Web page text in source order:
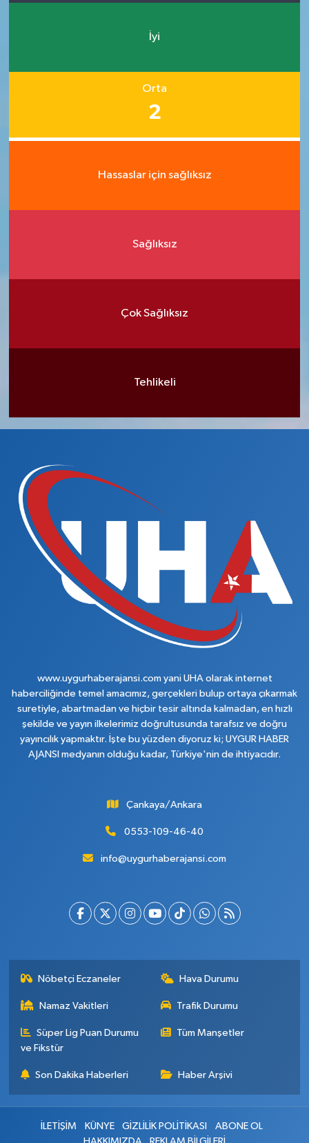
İyi
Orta
2
Hassaslar için sağlıksız
Sağlıksız
Çok Sağlıksız
Tehlikeli
www.uygurhaberajansi.com yani UHA olarak internet
haberciliğinde temel amacımız, gerçekleri bulup ortaya çıkarmak
suretiyle, abartmadan ve hiçbir tesir altında kalmadan, en hızlı
şekilde ve yayın ilkelerimiz doğrultusunda tarafsız ve doğru
yayıncılık yapmaktır. İşte bu yüzden diyoruz ki; UYGUR HABER
AJANSI medyanın olduğu kadar, Türkiye'nin de ihtiyacıdır.
Çankaya/Ankara
0553-109-46-40
info@uygurhaberajansi.com
Nöbetçi Eczaneler Hava Durumu
Namaz Vakitleri Trafik Durumu
Süper Lig Puan Durumu
ve Fikstür
Tüm Manşetler
Son Dakika Haberleri Haber Arşivi
İLETİŞİM KÜNYE GİZLİLİK POLİTİKASI
ABONE OL